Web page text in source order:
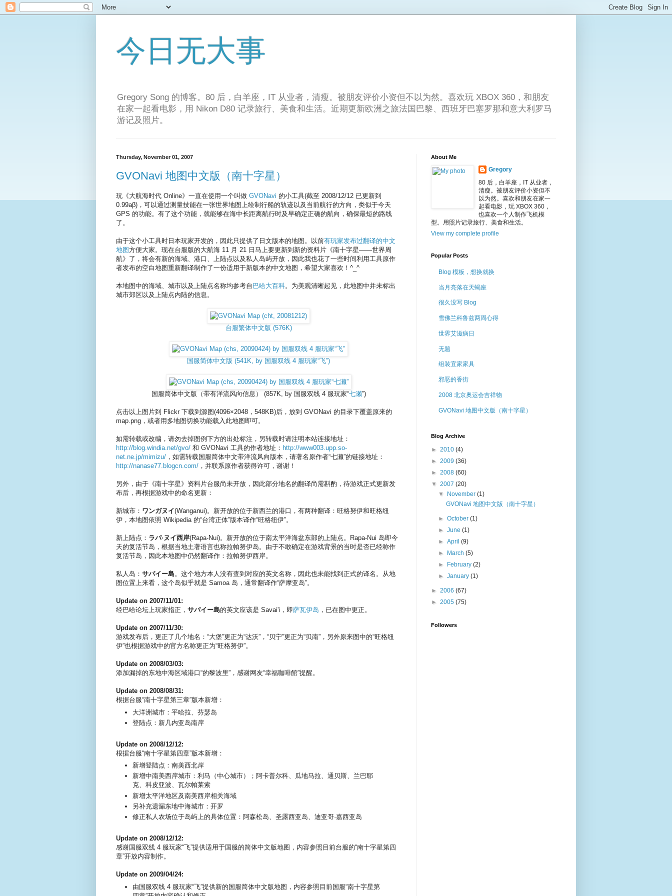
今日无大事
Gregory Song 的博客。80 后，白羊座，IT 从业者，清瘦。被朋友评价小资但不以为然。喜欢玩 XBOX 360，和朋友
在家一起看电影，用 Nikon D80 记录旅行、美食和生活。近期更新欧洲之旅法国巴黎、西班牙巴塞罗那和意大利罗马
游记及照片。
Thursday, November 01, 2007
GVONavi 地图中文版（南十字星）
玩《大航海时代 Online》一直在使用一个叫做 GVONavi 的小工具(截至 2008/12/12 已更新到
0.99aβ)，可以通过测量技能在一张世界地图上绘制行船的轨迹以及当前航行的方向，类似于今天
GPS 的功能。有了这个功能，就能够在海中长距离航行时及早确定正确的航向，确保最短的路线
了。
由于这个小工具时日本玩家开发的，因此只提供了日文版本的地图。以前有玩家发布过翻译的中文
地图方便大家。现在台服版的大航海 11 月 21 日马上要更新到新的资料片《南十字星——世界周
航》了，将会有新的海域、港口、上陆点以及私人岛屿开放，因此我也花了一些时间利用工具原作
者发布的空白地图重新翻译制作了一份适用于新版本的中文地图，希望大家喜欢！^_^
本地图中的海域、城市以及上陆点名称均参考自 巴哈大百科。为美观清晰起见，此地图中并未标出
城市郊区以及上陆点内陆的信息。
台服繁体中文版 (576K)
国服简体中文版 (541K, by 国服双线 4 服玩家“飞”)
国服简体中文版（带有洋流风向信息） (857K, by 国服双线 4 服玩家“七濑”)
点击以上图片到 Flickr 下载到源图(4096×2048，548KB)后，放到 GVONavi 的目录下覆盖原来的
map.png，或者用多地图切换功能载入此地图即可。
如需转载或改编，请勿去掉图例下方的出处标注，另转载时请注明本站连接地址：
http://blog.windia.net/gvo/ 和 GVONavi 工具的作者地址： http://www003.upp.so-
net.ne.jp/mimizu/ ，如需转载国服简体中文带洋流风向版本，请著名原作者“七濑”的链接地址：
http://nanase77.blogcn.com/ ，并联系原作者获得许可，谢谢！
另外，由于《南十字星》资料片台服尚未开放，因此部分地名的翻译尚需斟酌，待游戏正式更新发
布后，再根据游戏中的命名更新：
新城市： ワンガヌイ(Wanganui)。新开放的位于新西兰的港口，有两种翻译：旺格努伊和旺格纽
伊，本地图依照 Wikipedia 的“台湾正体”版本译作“旺格纽伊”。
新上陆点： ラパ·ヌイ西岸(Rapa-Nui)。新开放的位于南太平洋海盆东部的上陆点。Rapa-Nui 岛即今
天的复活节岛，根据当地土著语言也称拉帕努伊岛。由于不敢确定在游戏背景的当时是否已经称作
复活节岛，因此本地图中仍然翻译作：拉帕努伊西岸。
私人岛： サパイー島。这个地方本人没有查到对应的英文名称，因此也未能找到正式的译名。从地
图位置上来看，这个岛似乎就是 Samoa 岛，通常翻译作“萨摩亚岛”。
Update on 2007/11/01:
经巴哈论坛上玩家指正， サパイー島的英文应该是 Savai'i，即萨瓦伊岛 ，已在图中更正。
Update on 2007/11/30:
游戏发布后，更正了几个地名：“大堡”更正为“达沃”，“贝宁”更正为“贝南”，另外原来图中的“旺格纽
伊”也根据游戏中的官方名称更正为“旺格努伊”。
Update on 2008/03/03:
添加漏掉的东地中海区域港口“的黎波里”，感谢网友“幸福咖啡館”提醒。
Update on 2008/08/31:
根据台服“南十字星第三章”版本新增：
大洋洲城市：平哈拉、芬瑟岛
登陆点：新几内亚岛南岸
Update on 2008/12/12:
根据台服“南十字星第四章”版本新增：
新增登陆点：南美西北岸
新增中南美西岸城市：利马（中心城市）；阿卡普尔科、瓜地马拉、通贝斯、兰巴耶
克、科皮亚波、瓦尔帕莱索
新增太平洋地区及南美西岸相关海域
另补充遗漏东地中海城市：开罗
修正私人农场位于岛屿上的具体位置：阿森松岛、圣露西亚岛、迪亚哥·嘉西亚岛
Update on 2008/12/12:
感谢国服双线 4 服玩家“飞”提供适用于国服的简体中文版地图，内容参照目前台服的“南十字星第四
章”开放内容制作。
Update on 2009/04/24:
由国服双线 4 服玩家“飞”提供新的国服简体中文版地图，内容参照目前国服“南十字星第
About Me
Gregory
80 后，白羊座，IT 从业者，
清瘦。被朋友评价小资但不
以为然。喜欢和朋友在家一
起看电影，玩 XBOX 360，
也喜欢一个人制作飞机模
型。用照片记录旅行、美食和生活。
View my complete profile
Popular Posts
Blog 模板，想换就换
当月亮落在天蝎座
很久没写 Blog
雪佛兰科鲁兹两周心得
世界艾滋病日
无题
组装宜家家具
邪恶的香街
2008 北京奥运会吉祥物
GVONavi 地图中文版（南十字星）
Blog Archive
► 2010 (4)
► 2009 (36)
► 2008 (60)
▼ 2007 (20)
▼
November(1)
GVONavi 地图中文版（南十字星）
►October(1)
►June(1)
►April(9)
►
March(5)
►
February(2)
►January(1)
► 2006 (67)
► 2005 (75)
Followers